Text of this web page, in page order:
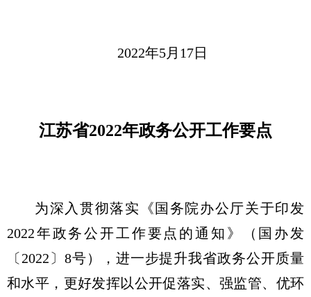
2022年5月17日
江苏省2022年政务公开工作要点
为深入贯彻落实《国务院办公厅关于印发
2022年政务公开工作要点的通知》（国办发
〔2022〕8号），进一步提升我省政务公开质量
和水平，更好发挥以公开促落实、强监管、优环